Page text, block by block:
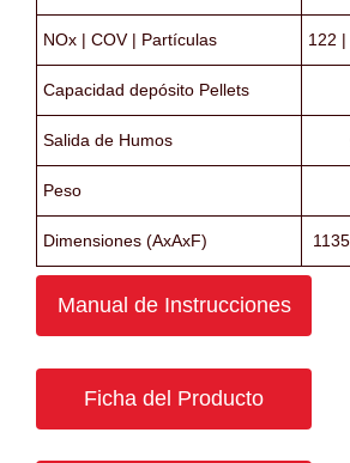
NOx | COV | Partículas 122
Capacidad depósito Pellets
Salida de Humos
Peso
Dimensiones (AxAxF)
Manual de Instrucciones
Ficha del Producto